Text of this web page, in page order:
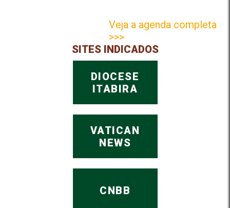
Veja a agenda completa
>>>
SITES INDICADOS
DIOCESE
ITABIRA
VATICAN
NEWS
CNBB